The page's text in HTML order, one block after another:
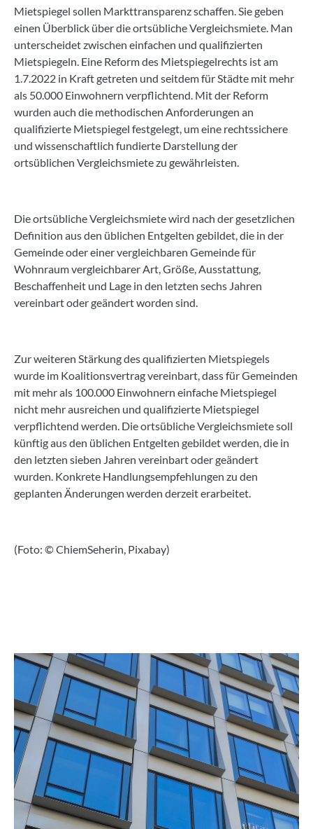
Mietspiegel sollen Markttransparenz schaffen. Sie geben
einen Überblick über die ortsübliche Vergleichsmiete. Man
unterscheidet zwischen einfachen und qualifizierten
Mietspiegeln. Eine Reform des Mietspiegelrechts ist am
1.7.2022 in Kraft getreten und seitdem für Städte mit mehr
als 50.000 Einwohnern verpflichtend. Mit der Reform
wurden auch die methodischen Anforderungen an
qualifizierte Mietspiegel festgelegt, um eine rechtssichere
und wissenschaftlich fundierte Darstellung der
ortsüblichen Vergleichsmiete zu gewährleisten.
Die ortsübliche Vergleichsmiete wird nach der gesetzlichen
Definition aus den üblichen Entgelten gebildet, die in der
Gemeinde oder einer vergleichbaren Gemeinde für
Wohnraum vergleichbarer Art, Größe, Ausstattung,
Beschaffenheit und Lage in den letzten sechs Jahren
vereinbart oder geändert worden sind.
Zur weiteren Stärkung des qualifizierten Mietspiegels
wurde im Koalitionsvertrag vereinbart, dass für Gemeinden
mit mehr als 100.000 Einwohnern einfache Mietspiegel
nicht mehr ausreichen und qualifizierte Mietspiegel
verpflichtend werden. Die ortsübliche Vergleichsmiete soll
künftig aus den üblichen Entgelten gebildet werden, die in
den letzten sieben Jahren vereinbart oder geändert
wurden. Konkrete Handlungsempfehlungen zu den
geplanten Änderungen werden derzeit erarbeitet.
(Foto: © ChiemSeherin, Pixabay)